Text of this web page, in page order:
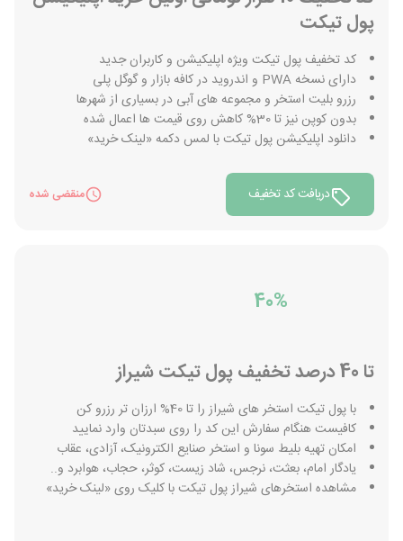
پول تیکت
کد تخفیف پول تیکت ویژه اپلیکیشن و کاربران جدید
دارای نسخه PWA و اندروید در کافه بازار و گوگل پلی
رزرو بلیت استخر و مجموعه های آبی در بسیاری از شهرها
بدون کوپن نیز تا 30% کاهش روی قیمت ها اعمال شده
دانلود اپلیکیشن پول تیکت با لمس دکمه «لینک خرید»
دریافت کد تخفیف منقضی شده
40%
تا 40 درصد تخفیف پول تیکت شیراز
با پول تیکت استخر های شیراز را تا 40% ارزان تر رزرو کن
کافیست هنگام سفارش این کد را روی سبدتان وارد نمایید
امکان تهیه بلیط سونا و استخر صنایع الکترونیک، آزادی، عقاب
یادگار امام، بعثت، نرجس، شاد زیست، کوثر، حجاب، هوابرد و..
مشاهده استخرهای شیراز پول تیکت با کلیک روی «لینک خرید»